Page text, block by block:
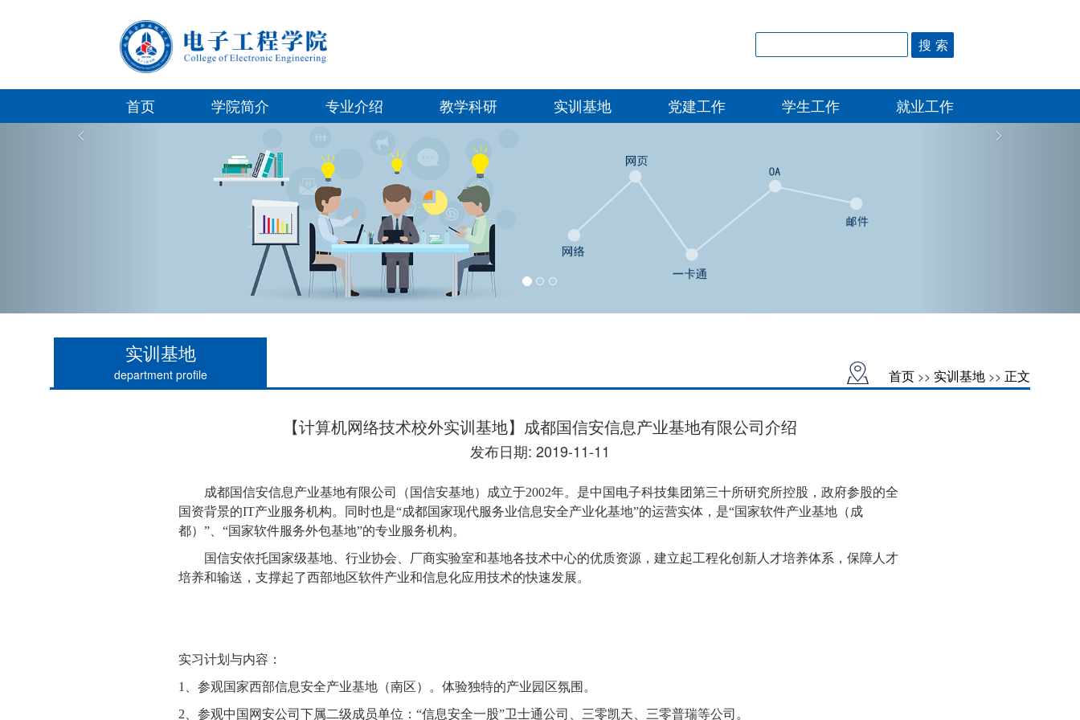
首页 学院简介 专业介绍 教学科研 实训基地 党建工作 学生工作 就业工作
实训基地
department profile 首页 >> 实训基地 >> 正文
【计算机网络技术校外实训基地】成都国信安信息产业基地有限公司介绍
发布日期: 2019-11-11
成都国信安信息产业基地有限公司（国信安基地）成立于2002年。是中国电子科技集团第三十所研究所控股，政府参股的全
国资背景的IT产业服务机构。同时也是“成都国家现代服务业信息安全产业化基地”的运营实体，是“国家软件产业基地（成
都）”、“国家软件服务外包基地”的专业服务机构。
国信安依托国家级基地、行业协会、厂商实验室和基地各技术中心的优质资源，建立起工程化创新人才培养体系，保障人才
培养和输送，支撑起了西部地区软件产业和信息化应用技术的快速发展。
实习计划与内容：
1、 参观国家西部信息安全产业基地（南区）。体验独特的产业园区氛围。
2、 参观中国网安公司下属二级成员单位：“信息安全一股”卫士通公司、三零凯天、三零普瑞等公司。